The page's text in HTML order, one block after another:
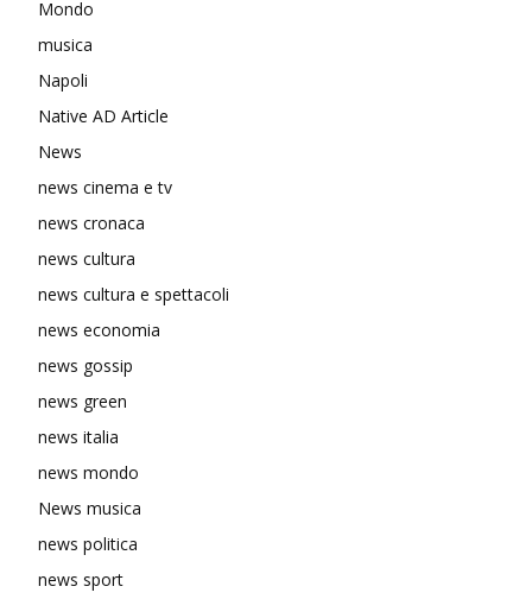
Mondo
musica
Napoli
Native AD Article
News
news cinema e tv
news cronaca
news cultura
news cultura e spettacoli
news economia
news gossip
news green
news italia
news mondo
News musica
news politica
news sport